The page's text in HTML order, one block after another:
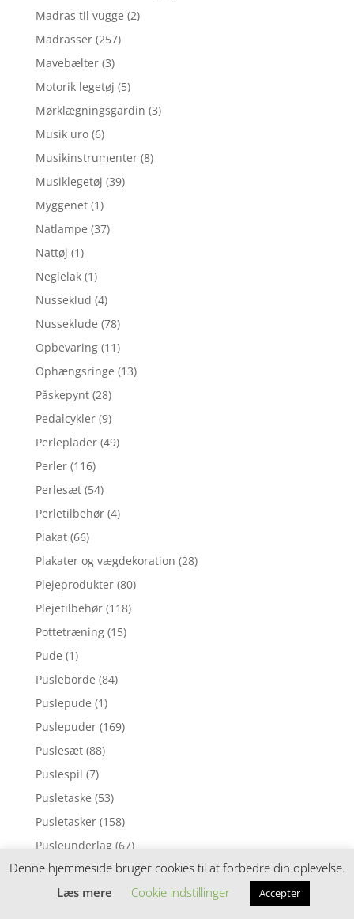
Madras til vugge (2)
Madrasser (257)
Mavebælter (3)
Motorik legetøj (5)
Mørklægningsgardin (3)
Musik uro (6)
Musikinstrumenter (8)
Musiklegetøj (39)
Myggenet (1)
Natlampe (37)
Nattøj (1)
Neglelak (1)
Nusseklud (4)
Nusseklude (78)
Opbevaring (11)
Ophængsringe (13)
Påskepynt (28)
Pedalcykler (9)
Perleplader (49)
Perler (116)
Perlesæt (54)
Perletilbehør (4)
Plakat (66)
Plakater og vægdekoration (28)
Plejeprodukter (80)
Plejetilbehør (118)
Pottetræning (15)
Pude (1)
Pusleborde (84)
Puslepude (1)
Puslepuder (169)
Puslesæt (88)
Puslespil (7)
Pusletaske (53)
Pusletasker (158)
Pusleunderlag (67)
Puttekasser (30)
Pyntepuder (98)
Denne hjemmeside bruger cookies til at forbedre din oplevelse.
Læs mere
Cookie indstillinger Accepter